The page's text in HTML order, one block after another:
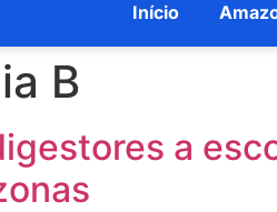
Início
B
a